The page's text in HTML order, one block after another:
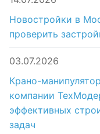
Новостройки в
проверить
03.07.2026
Крано-
компании
эффективных
задач